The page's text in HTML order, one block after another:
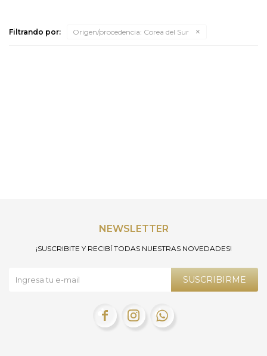
Filtrando por: Origen/procedencia: Corea del Sur
NEWSLETTER
¡SUSCRIBITE Y RECIBÍ TODAS NUESTRAS NOVEDADES!
SUSCRIBIRME
  